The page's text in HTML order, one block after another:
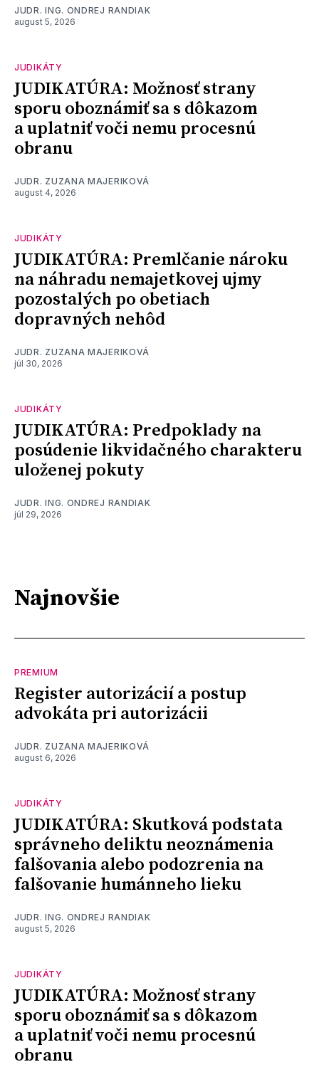
JUDR. ING. ONDREJ RANDIAK
august 5, 2026
JUDIKÁTY
JUDIKATÚRA: Možnosť strany
sporu oboznámiť sa s dôkazom
a uplatniť voči nemu procesnú
obranu
JUDR. ZUZANA MAJERIKOVÁ
august 4, 2026
JUDIKÁTY
JUDIKATÚRA: Premlčanie nároku
na náhradu nemajetkovej ujmy
pozostalých po obetiach
dopravných nehôd
JUDR. ZUZANA MAJERIKOVÁ
júl 30, 2026
JUDIKÁTY
JUDIKATÚRA: Predpoklady na
posúdenie likvidačného charakteru
uloženej pokuty
JUDR. ING. ONDREJ RANDIAK
júl 29, 2026
Najnovšie
PREMIUM
Register autorizácií a postup
advokáta pri autorizácii
JUDR. ZUZANA MAJERIKOVÁ
august 6, 2026
JUDIKÁTY
JUDIKATÚRA: Skutková podstata
správneho deliktu neoznámenia
falšovania alebo podozrenia na
falšovanie humánneho lieku
JUDR. ING. ONDREJ RANDIAK
august 5, 2026
JUDIKÁTY
JUDIKATÚRA: Možnosť strany
sporu oboznámiť sa s dôkazom
a uplatniť voči nemu procesnú
obranu